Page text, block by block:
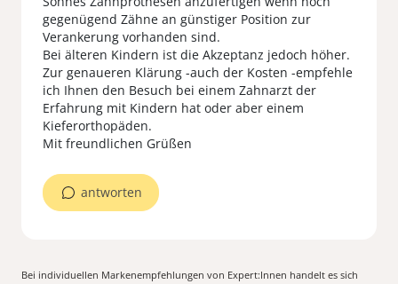
gegenügend Zähne an günstiger Position zur
Verankerung vorhanden sind.
Bei älteren Kindern ist die Akzeptanz jedoch höher.
Zur genaueren Klärung -auch der Kosten -empfehle
ich Ihnen den Besuch bei einem Zahnarzt der
Erfahrung mit Kindern hat oder aber einem
Kieferorthopäden.
Mit freundlichen Grüßen
antworten
Bei individuellen Markenempfehlungen von Expert:Innen handelt es sich